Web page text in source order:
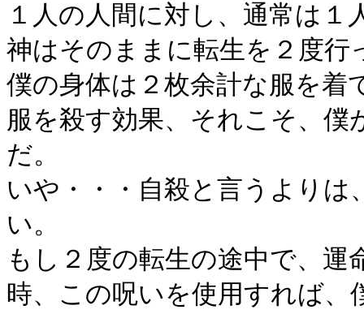
１人の人間に対し、通常は
神はそのままに転生を２度行
僕の身体は２枚余計な服を着
服を殺す効果、それこそ、
だ。
いや・・・自殺と言うより
い。
もし２度の転生の途中で、
時、この呪いを使用すれば、